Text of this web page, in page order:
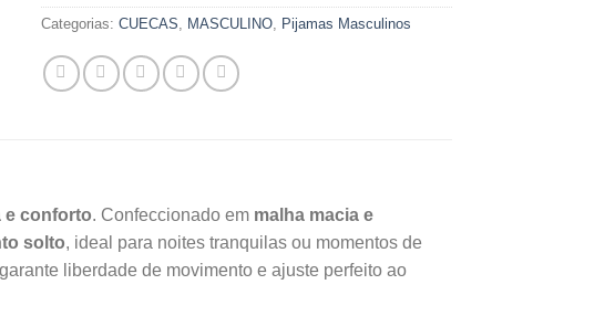
Categorias:CUECAS, MASCULINO, Pijamas Masculinos
e conforto. Confeccionado em malha macia e
solto, ideal para noites tranquilas ou momentos de
liberdade de movimento e ajuste perfeito ao